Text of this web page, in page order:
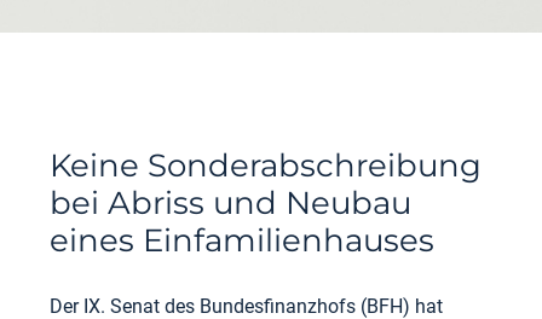
Keine Sonderabschreibung
bei Abriss und Neubau
eines Einfamilienhauses
Der IX. Senat des Bundesfinanzhofs (BFH) hat